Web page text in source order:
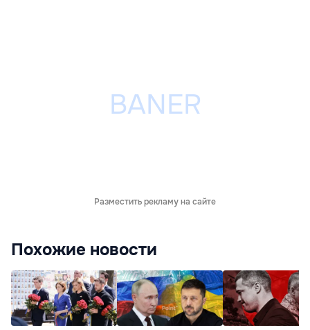
Разместить рекламу на сайте
Похожие новости